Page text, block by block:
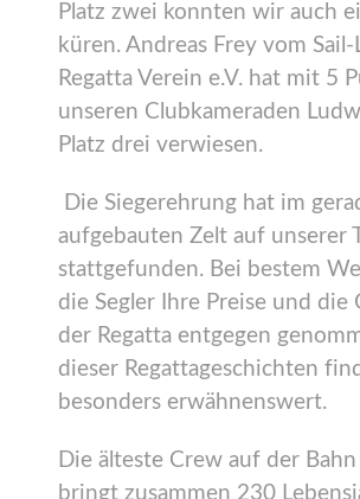
Platz zwei konnten wir auch
küren. Andreas Frey vom
Regatta Verein e.V. hat mit 5
unseren Clubkameraden
Platz drei verwiesen.
Die Siegerehrung hat im
aufgebauten Zelt auf unserer
stattgefunden. Bei bestem
die Segler Ihre Preise und die
der Regatta entgegen
dieser Regattageschichten
besonders erwähnenswert.
Die älteste Crew auf der Bahn
bringt zusammen 230